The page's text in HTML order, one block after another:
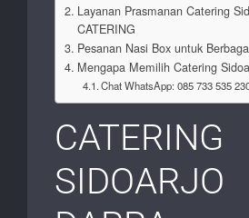
Layanan Prasmanan Catering
CATERING
Pesanan Nasi Box untuk
Mengapa Memilih Catering
Chat WhatsApp: 085 733 535
CATERING
SIDOARJO